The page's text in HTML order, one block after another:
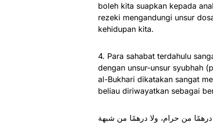
boleh kita suapkan kepada
rezeki mengandungi unsur
kehidupan kita.
4. Para sahabat terdahulu
dengan unsur-unsur syubhah
al-Bukhari dikatakan sangat
beliau diriwayatkan sebagai
من حرام، ولا درهمًا من شبهة